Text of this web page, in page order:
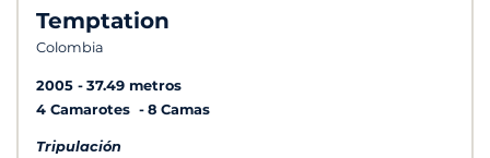
Temptation
Colombia
2005
37.49 metros
4 Camarotes
8 Camas
Tripulación